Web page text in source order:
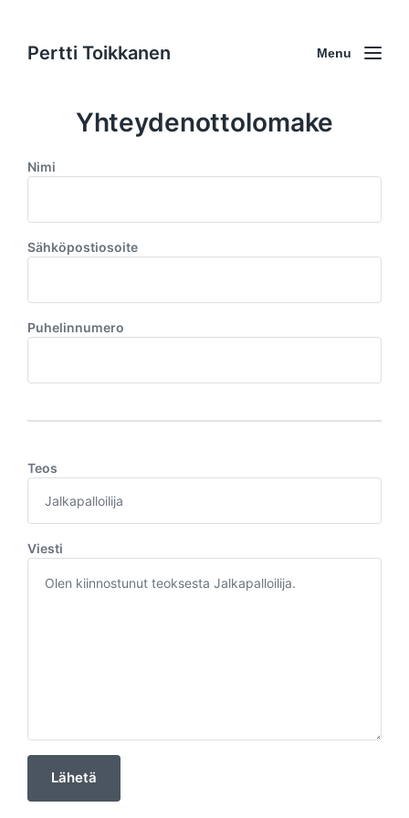
Pertti Toikkanen Menu
Yhteydenottolomake
Nimi
Sähköpostiosoite
Puhelinnumero
Teos
Viesti